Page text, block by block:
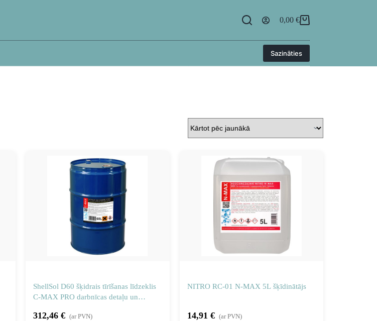
0,00 €
Sazināties
ShellSol D60 šķidrais tīrīšanas līdzeklis
C-MAX PRO darbnīcas detaļu un
312,46 € (ar PVN)
NITRO RC-01 N-MAX 5L šķīdinātājs
14,91 € (ar PVN)